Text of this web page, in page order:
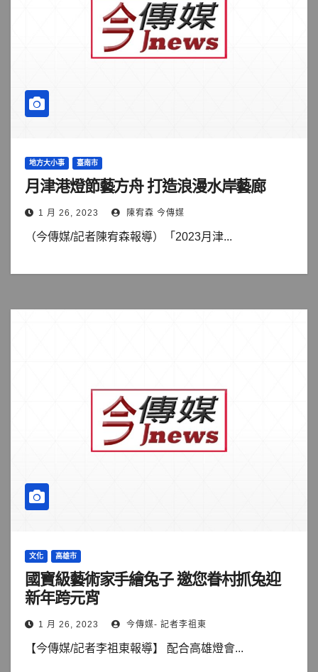
地方大小事 臺南市
月津港燈節藝方舟 打造浪漫水岸藝廊
1 月 26, 2023 陳宥森 今傳媒
（今傳媒/記者陳宥森報導）「2023月津...
文化 高雄市
國寶級藝術家手繪兔子 邀您眷村抓兔迎
新年跨元宵
1 月 26, 2023 今傳媒- 記者李祖東
【今傳媒/記者李祖東報導】 配合高雄燈會...